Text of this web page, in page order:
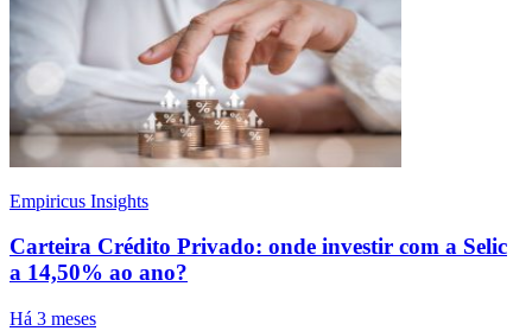
Empiricus Insights
Carteira Crédito Privado: onde investir com a Selic
a 14,50% ao ano?
Há 3 meses